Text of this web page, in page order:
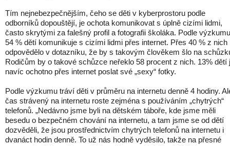
Tím nejnebezpečnějším, čeho se děti v kyberprostoru podle
odborníků dopouštějí, je ochota komunikovat s úplně cizími lidmi,
často skrytými za falešný profil a fotografii školáka. Podle výzkumu
54 % dětí komunikuje s cizími lidmi přes internet. Přes 40 % z nich
odpovědělo v dotazníku, že by s takovým člověkem šlo na
Rodičům by o takové schůzce neřeklo 58 procent z nich. 13% dětí
navíc ochotno přes internet poslat své „sexy“ fotky.
Podle výzkumu tráví děti v průměru na internetu denně 4 hodiny.
čas strávený na internetu roste zejména s používáním „chytrých“
telefonů. „Nedávno jsme byli na dětském táboře, kde jsme měli
besedu o bezpečném chování na internetu, a tam jsme se od dětí
dozvěděli, že jsou prostřednictvím chytrých telefonů na internetu i
dvanáct hodin denně. To už nás hodně vyděsilo, takže na přesné